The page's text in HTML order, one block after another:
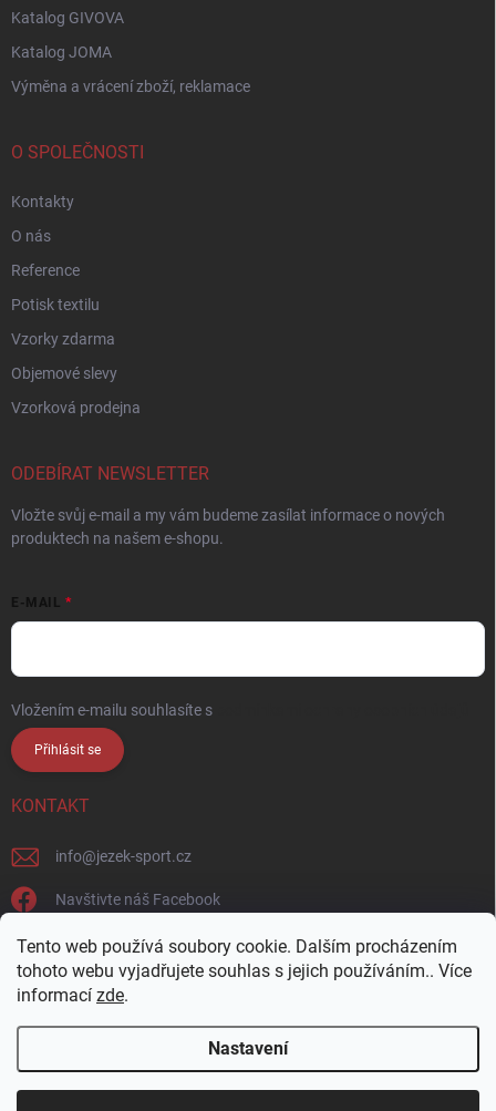
Tento web používá soubory cookie. Dalším procházením
tohoto webu vyjadřujete souhlas s jejich používáním.. Více
informací zde.
Nastavení
Katalog GIVOVA
Katalog JOMA
Výměna a vrácení zboží, reklamace
O SPOLEČNOSTI
Kontakty
O nás
Reference
Potisk textilu
Vzorky zdarma
Objemové slevy
Vzorková prodejna
ODEBÍRAT NEWSLETTER
Vložte svůj e-mail a my vám budeme zasílat informace o nových
produktech na našem e-shopu.
E-MAIL
Vložením e-mailu souhlasíte s
Přihlásit se
KONTAKT
info@jezek-sport.cz
Navštivte náš Facebook
jezek_sport_np/
Copyright 2026Ježek sport s.r.o.. Všechna práva vyhrazena.Upravit